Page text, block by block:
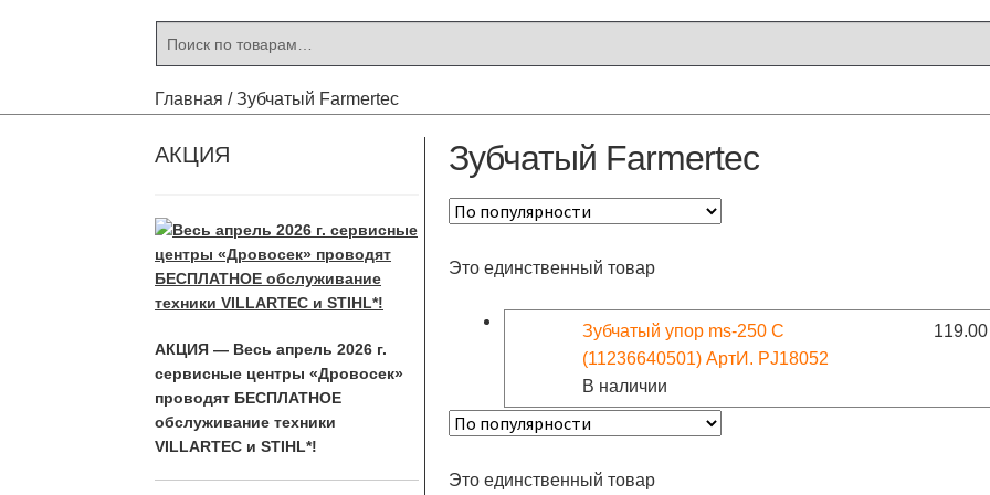
Главная /Зубчатый Farmertec
Зубчатый Farmertec
Это единственный товар
Зубчатый упор ms-250 С
(11236640501) АртИ. PJ18052
В наличии
Это единственный товар
АКЦИЯ
АКЦИЯ — Весь апрель 2026 г.
сервисные центры «Дровосек»
проводят БЕСПЛАТНОЕ
обслуживание техники
VILLARTEC и STIHL*!